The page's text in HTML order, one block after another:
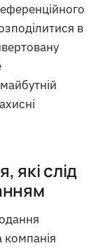
в
які слід
компанія